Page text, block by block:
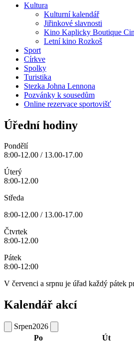
Kultura
Kulturní kalendář
Jiřinkové slavnosti
Kino Kaplicky Boutique
Letní kino Rozkoš
Sport
Církve
Spolky
Turistika
Stezka Johna Lennona
Pozvánky k sousedům
Online rezervace sportovišť
Úřední hodiny
Pondělí
8:00-12.00 / 13.00-17.00
Úterý
8:00-12.00
Středa
8:00-12.00 / 13.00-17.00
Čtvrtek
8:00-12.00
Pátek
8:00-12:00
V červenci a srpnu je úřad každý pátek
Kalendář akcí
Srpen2026
Po
Út